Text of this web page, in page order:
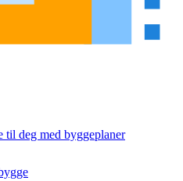
til deg med byggeplaner